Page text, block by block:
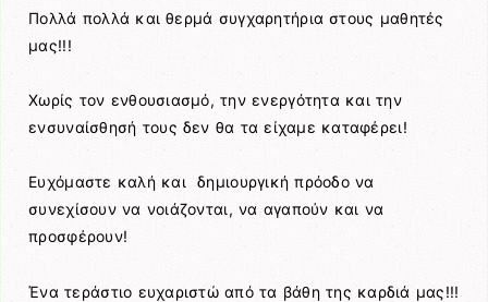
Πολλά πολλά και θερμά συγχαρητήρια στους μαθητές
μας!!!
Χωρίς τον ενθουσιασμό, την ενεργότητα και την
ενσυναίσθησή τους δεν θα τα είχαμε καταφέρει!
Ευχόμαστε καλή και δημιουργική πρόοδο να
συνεχίσουν να νοιάζονται, να αγαπούν και να
προσφέρουν!
Ένα τεράστιο ευχαριστώ από τα βάθη της καρδιά μας!!!